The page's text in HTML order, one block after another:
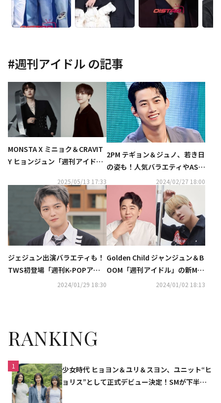
#週刊アイドル の記事
MONSTA X ミニョク＆CRAVIT
Y ヒョンジュン「週刊アイド
2025/05/13 17:33
2PM テギョン＆ジュノ、若き日
の姿も！人気バラエティやAST
ROのイベント、話題ドラマま
で…3月の衛星劇場も見どころ
満載
2024/02/27 18:00
ジェジュン出演バラエティも！
TWS初登場「週刊K-POPアイ
ドル」やソ・イングク＆パク・
2024/01/29 18:30
Golden Child ジャンジュン＆B
OOM「週刊アイドル」の新MC
に抜擢！1月17日よりリニュー
2024/01/02 18:13
RANKING
1
少女時代 ヒョヨン＆ユリ＆スヨン、ユニット“ヒ
ョリス”として正式デビュー決定！SMが下半期